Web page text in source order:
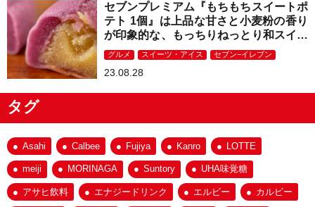
セブンプレミアム『もちもちスイートポ
テト 1個』は上品な甘さと小麦粉の香り
が印象的な、もっちりねっとり和スイー
ツ！
グルメ スイーツ・アイス セブン−イレブン
23.08.28
タグ
Asahi Calbee Fujiya Kanro LOTTE
meiji MORINAGA Suntory UHA味覚糖
アサヒ飲料 エナジードリンク エルビー カルビー